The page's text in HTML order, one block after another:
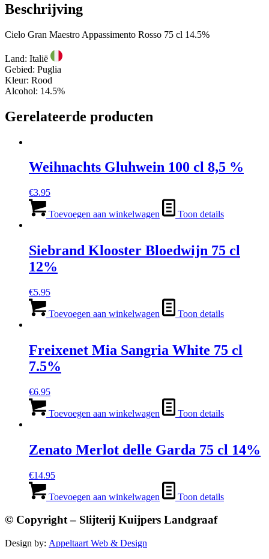
Beschrijving
Cielo Gran Maestro Appassimento Rosso 75 cl 14.5%
Land: Italië
Gebied: Puglia
Kleur: Rood
Alcohol: 14.5%
Gerelateerde producten
Weihnachts Gluhwein 100 cl 8,5 %
€3.95
Toevoegen aan winkelwagen Toon details
Siebrand Klooster Bloedwijn 75 cl
12%
€5.95
Toevoegen aan winkelwagen Toon details
Freixenet Mia Sangria White 75 cl
7.5%
€6.95
Toevoegen aan winkelwagen Toon details
Zenato Merlot delle Garda 75 cl 14%
€14.95
Toevoegen aan winkelwagen Toon details
© Copyright – Slijterij Kuijpers Landgraaf
Design by: Appeltaart Web & Design